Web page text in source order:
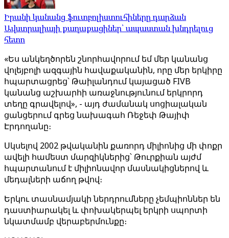
Իրանի կանանց ֆուտբոլիստուհիները դարձան
Ավստրալիայի քաղաքացիներ՝ ապաստան խնդրելուց
հետո
«Ես անկեղծորեն շնորհավորում եմ մեր կանանց
վոլեյբոլի ազգային հավաքականին, որը մեր երկիրը
հպարտացրեց՝ Թաիլանդում կայացած FIVB
կանանց աշխարհի առաջնությունում երկրորդ
տեղը գրավելով», - այդ ժամանակ սոցիալական
ցանցերում գրեց նախագահ Ռեջեփ Թայիփ
Էրդողանը։
Սկսելով 2002 թվականին քառորդ միլիոնից մի փոքր
ավելի համեստ մարզիկներից՝ Թուրքիան այժմ
հպարտանում է միլիոնավոր մասնակիցներով և
մեդալների աճող թվով։
Երկու տասնամյակի ներդրումները չեմպիոններ են
դաստիարակել և փոխակերպել երկրի սպորտի
նկատմամբ վերաբերմունքը։